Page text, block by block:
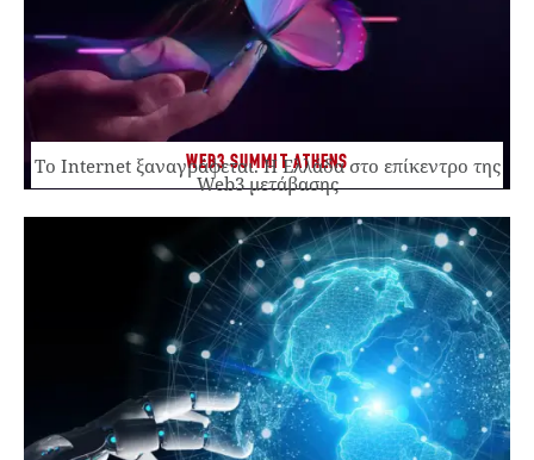
WEB3 SUMMIT ATHENS
Το Internet ξαναγράφεται. Η Ελλάδα στο επίκεντρο της
Web3 μετάβασης